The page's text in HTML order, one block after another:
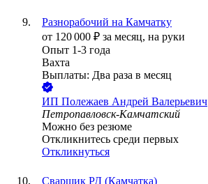
Разнорабочий на Камчатку
от 120 000 ₽ за месяц, на руки
Опыт 1-3 года
Вахта
Выплаты: Два раза в месяц
ИП Полежаев Андрей Валерьевич
Петропавловск-Камчатский
Можно без резюме
Откликнитесь среди первых
Откликнуться
Сварщик РД (Камчатка)